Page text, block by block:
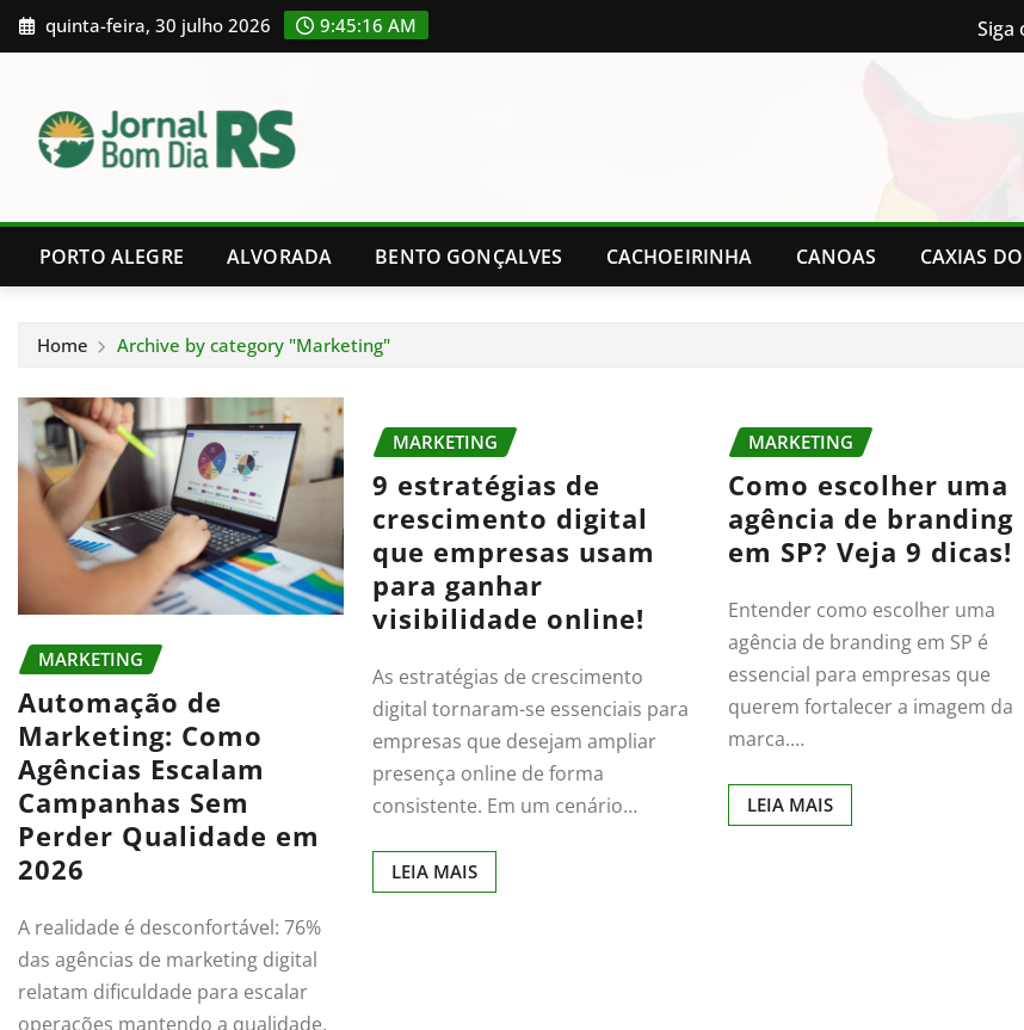
Skip
to
quinta-feira, 30 julho 2026 9:45:17 AM Siga
PORTO ALEGRE ALVORADA BENTO GONÇALVES CACHOEIRINHA CANOAS CAXIAS
Home Archive by category "Marketing"
MARKETING
Automação de
Marketing: Como
Agências Escalam
Campanhas Sem
Perder Qualidade em
2026
A realidade é desconfortável: 76%
das agências de marketing digital
relatam dificuldade para escalar
operações mantendo a qualidade.
MARKETING
9 estratégias de
crescimento digital
que empresas usam
para ganhar
visibilidade online!
As estratégias de crescimento
digital tornaram-se essenciais para
empresas que desejam ampliar
presença online de forma
consistente. Em um cenário…
LEIA MAIS
MARKETING
Como escolher uma
agência de branding
em SP? Veja 9 dicas!
Entender como escolher uma
agência de branding em SP é
essencial para empresas que
querem fortalecer a imagem da
marca.…
LEIA MAIS